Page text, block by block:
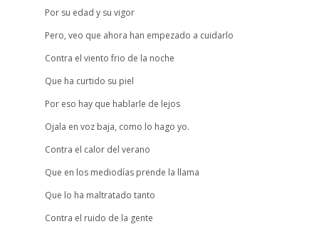
Por su edad y su vigor
Pero, veo que ahora han empezado a cuidarlo
Contra el viento frio de la noche
Que ha curtido su piel
Por eso hay que hablarle de lejos
Ojala en voz baja, como lo hago yo.
Contra el calor del verano
Que en los mediodías prende la llama
Que lo ha maltratado tanto
Contra el ruido de la gente